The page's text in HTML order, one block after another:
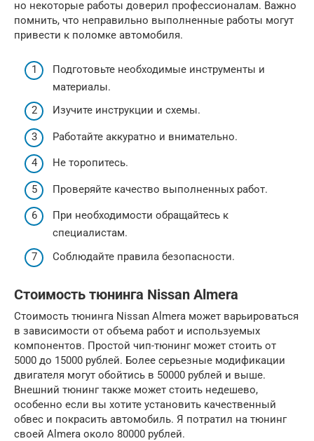
но некоторые работы доверил профессионалам. Важно
помнить, что неправильно выполненные работы могут
привести к поломке автомобиля.
Подготовьте необходимые инструменты и
материалы.
Изучите инструкции и схемы.
Работайте аккуратно и внимательно.
Не торопитесь.
Проверяйте качество выполненных работ.
При необходимости обращайтесь к
специалистам.
Соблюдайте правила безопасности.
Стоимость тюнинга Nissan Almera
Стоимость тюнинга Nissan Almera может варьироваться
в зависимости от объема работ и используемых
компонентов. Простой чип-тюнинг может стоить от
5000 до 15000 рублей. Более серьезные модификации
двигателя могут обойтись в 50000 рублей и выше.
Внешний тюнинг также может стоить недешево,
особенно если вы хотите установить качественный
обвес и покрасить автомобиль. Я потратил на тюнинг
своей Almera около 80000 рублей.